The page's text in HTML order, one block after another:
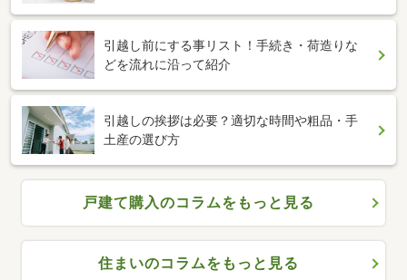
引越し前にする事リスト！手続き・荷造りな
どを流れに沿って紹介
引越しの挨拶は必要？適切な時間や粗品・手
土産の選び方
戸建て購入のコラムをもっと見る
住まいのコラムをもっと見る